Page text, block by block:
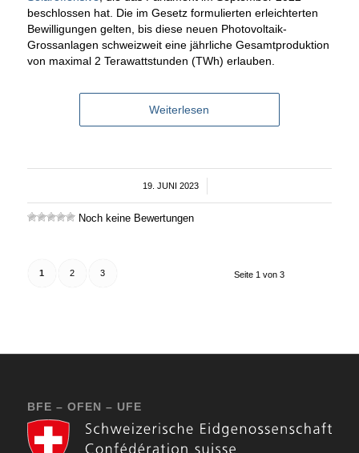
beschlossen hat. Die im Gesetz formulierten erleichterten
Bewilligungen gelten, bis diese neuen Photovoltaik-
Grossanlagen schweizweit eine jährliche Gesamtproduktion
von maximal 2 Terawattstunden (TWh) erlauben.
Weiterlesen
19. JUNI 2023
/
Noch keine Bewertungen
Seite 1 von 3
1 2 3
BFE – OFEN – UFE